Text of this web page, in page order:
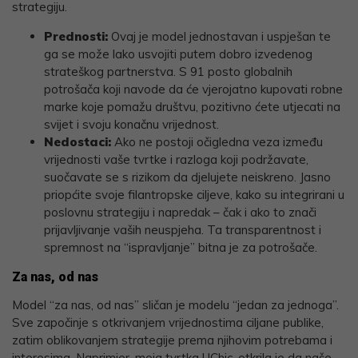
strategiju.
Prednosti: Ovaj je model jednostavan i uspješan te
ga se može lako usvojiti putem dobro izvedenog
strateškog partnerstva. S 91 posto globalnih
potrošača koji navode da će vjerojatno kupovati robne
marke koje pomažu društvu, pozitivno ćete utjecati na
svijet i svoju konačnu vrijednost.
Nedostaci: Ako ne postoji očigledna veza između
vrijednosti vaše tvrtke i razloga koji podržavate,
suočavate se s rizikom da djelujete neiskreno. Jasno
priopćite svoje filantropske ciljeve, kako su integrirani u
poslovnu strategiju i napredak – čak i ako to znači
prijavljivanje vaših neuspjeha. Ta transparentnost i
spremnost na “ispravljanje” bitna je za potrošače.
Za nas, od nas
Model “za nas, od nas” sličan je modelu “jedan za jednoga”.
Sve započinje s otkrivanjem vrijednostima ciljane publike,
zatim oblikovanjem strategije prema njihovim potrebama i